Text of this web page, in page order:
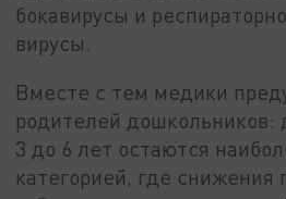
бокавирусы и
вирусы.
Вместе с тем медики
родителей дошкольников:
3 до 6 лет остаются
категорией, где снижения